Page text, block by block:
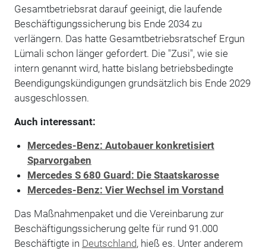
Gesamtbetriebsrat darauf geeinigt, die laufende
Beschäftigungssicherung bis Ende 2034 zu
verlängern. Das hatte Gesamtbetriebsratschef Ergun
Lümali schon länger gefordert. Die "Zusi", wie sie
intern genannt wird, hatte bislang betriebsbedingte
Beendigungskündigungen grundsätzlich bis Ende 2029
ausgeschlossen.
Auch interessant:
Mercedes-Benz: Autobauer konkretisiert
Sparvorgaben
Mercedes S 680 Guard: Die Staatskarosse
Mercedes-Benz: Vier Wechsel im Vorstand
Das Maßnahmenpaket und die Vereinbarung zur
Beschäftigungssicherung gelte für rund 91.000
Beschäftigte in Deutschland, hieß es. Unter anderem